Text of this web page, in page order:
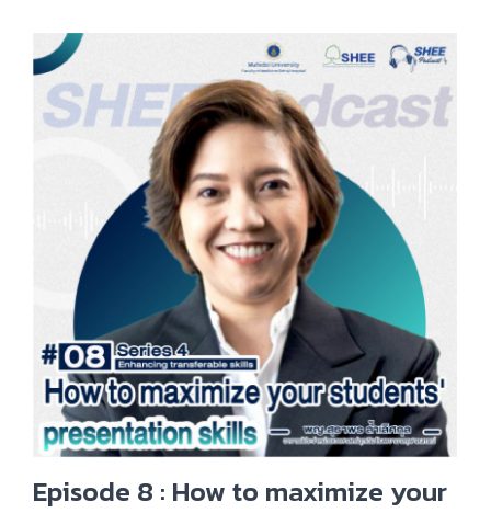
Episode 8 : How to maximize your